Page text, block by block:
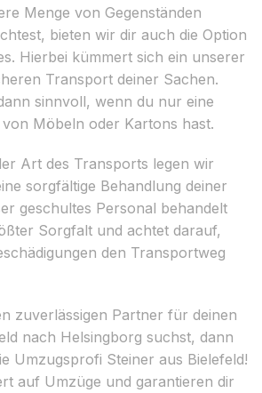
Menge von Gegenständen
bieten wir dir auch die Option
Hierbei kümmert sich ein unserer
Transport deiner Sachen.
sinnvoll, wenn du nur eine
Möbeln oder Kartons hast.
Art des Transports legen wir
sorgfältige Behandlung deiner
geschultes Personal behandelt
Sorgfalt und achtet darauf,
den Transportweg
zuverlässigen Partner für deinen
nach Helsingborg suchst, dann
Umzugsprofi Steiner aus Bielefeld!
auf Umzüge und garantieren dir